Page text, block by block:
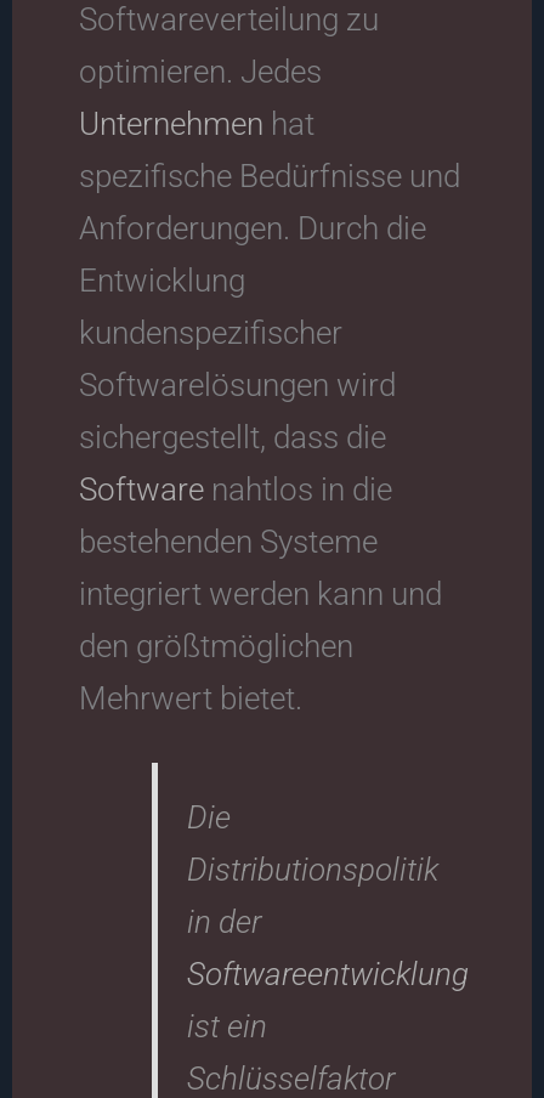
Softwareverteilung zu
optimieren. Jedes
Unternehmen hat
spezifische Bedürfnisse und
Anforderungen. Durch die
Entwicklung
kundenspezifischer
Softwarelösungen wird
sichergestellt, dass die
Softwarenahtlos in die
bestehenden Systeme
integriert werden kann und
den größtmöglichen
Mehrwert bietet.
Die
Distributionspolitik
in der
Softwareentwicklung
ist ein
Schlüsselfaktor